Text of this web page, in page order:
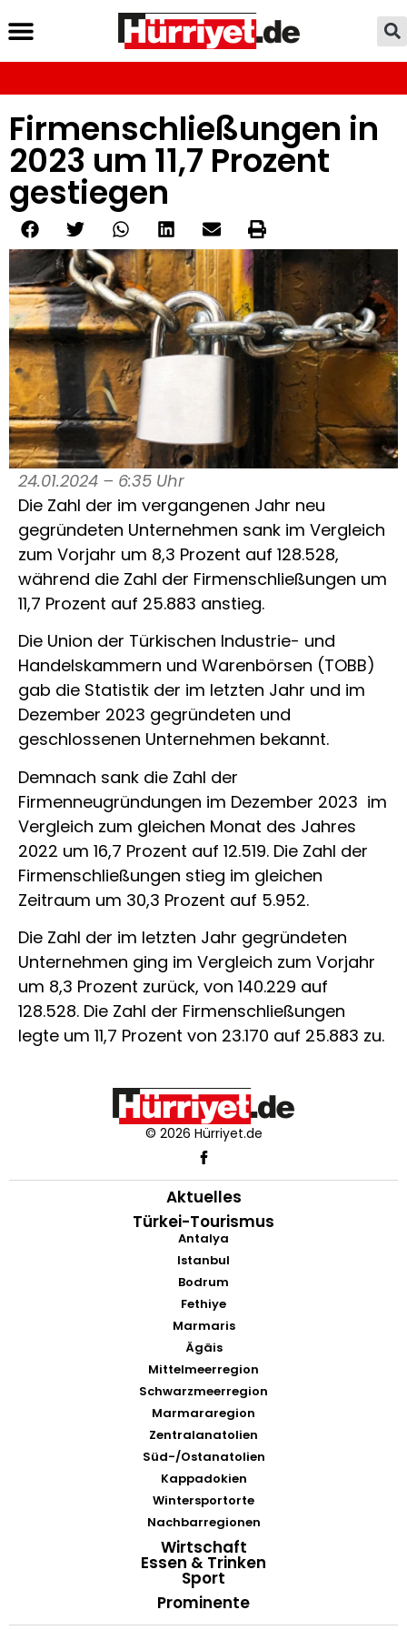
Firmenschließungen in
2023 um 11,7 Prozent
gestiegen
24.01.2024 – 6:35 Uhr
Die Zahl der im vergangenen Jahr neu
gegründeten Unternehmen sank im Vergleich
zum Vorjahr um 8,3 Prozent auf 128.528,
während die Zahl der Firmenschließungen um
11,7 Prozent auf 25.883 anstieg.
Die Union der Türkischen Industrie- und
Handelskammern und Warenbörsen (TOBB)
gab die Statistik der im letzten Jahr und im
Dezember 2023 gegründeten und
geschlossenen Unternehmen bekannt.
Demnach sank die Zahl der
Firmenneugründungen im Dezember 2023 im
Vergleich zum gleichen Monat des Jahres
2022 um 16,7 Prozent auf 12.519. Die Zahl der
Firmenschließungen stieg im gleichen
Zeitraum um 30,3 Prozent auf 5.952.
Die Zahl der im letzten Jahr gegründeten
Unternehmen ging im Vergleich zum Vorjahr
um 8,3 Prozent zurück, von 140.229 auf
128.528. Die Zahl der Firmenschließungen
legte um 11,7 Prozent von 23.170 auf 25.883 zu.
© 2026 Hürriyet.de
Aktuelles
Türkei-Tourismus
Antalya
Istanbul
Bodrum
Fethiye
Marmaris
Ägäis
Mittelmeerregion
Schwarzmeerregion
Marmararegion
Zentralanatolien
Süd-/Ostanatolien
Kappadokien
Wintersportorte
Nachbarregionen
Wirtschaft
Essen & Trinken
Sport
Prominente